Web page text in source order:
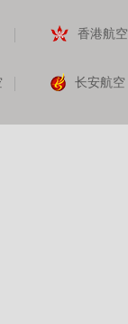
香港航空
长安航空